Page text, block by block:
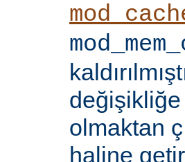
olmaktan
haline